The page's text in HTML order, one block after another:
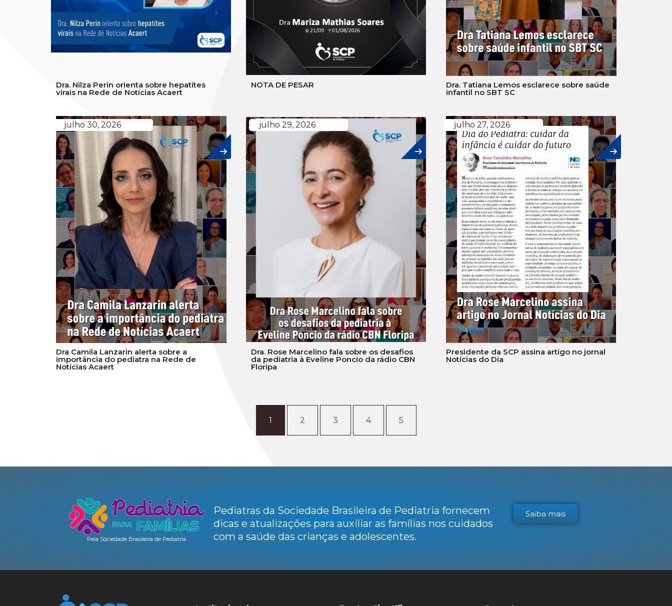
Dra. Nilza Perin orienta sobre hepatites
virais na Rede de Notícias Acaert
NOTA DE PESAR Dra. Tatiana Lemos esclarece sobre saúde
infantil no SBT SC
julho 30, 2026
Dra Camila Lanzarin alerta sobre a
importância do pediatra na Rede de
Notícias Acaert
julho 29, 2026
Dra. Rose Marcelino fala sobre os desafios
da pediatria à Eveline Poncio da rádio CBN
Floripa
julho 27, 2026
Presidente da SCP assina artigo no jornal
Notícias do Dia
1 2 3 4 5
Pela Sociedade Brasileira de Pediatria
Pediatras da Sociedade Brasileira de Pediatria fornecem
dicas e atualizações para auxiliar as famílias nos cuidados
com a saúde das crianças e adolescentes.
Saiba mais